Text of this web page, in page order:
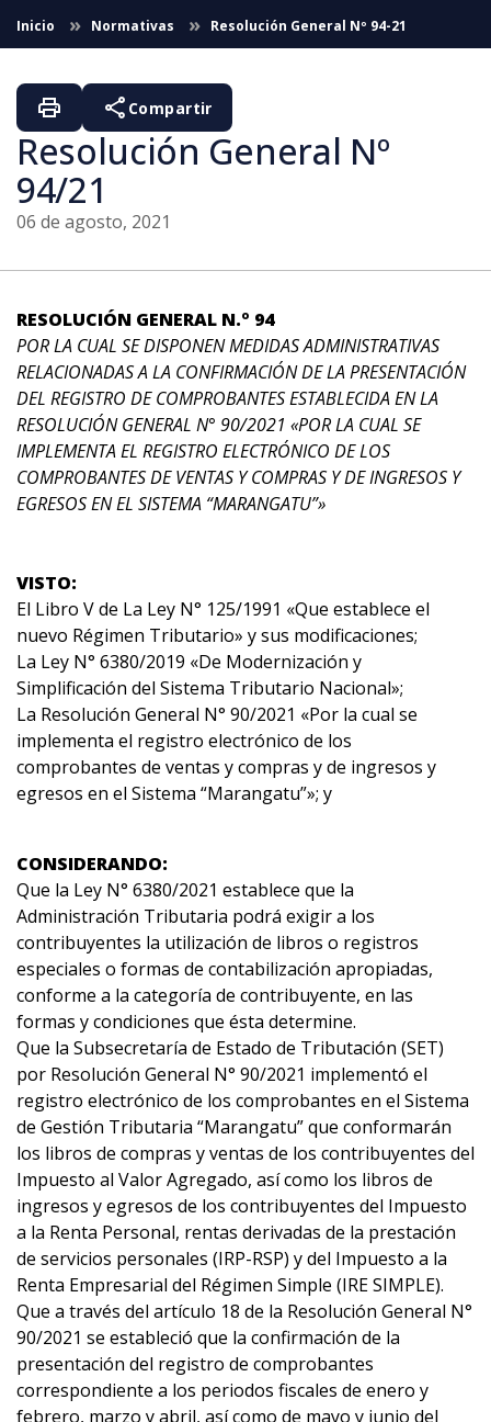
Saltar al contenido principal
Inicio Normativas Resolución General Nº 94-21
Resolución General Nº
94/21
06 de agosto, 2021
print share Compartir
RESOLUCIÓN GENERAL N.º 94
POR LA CUAL SE DISPONEN MEDIDAS ADMINISTRATIVAS
RELACIONADAS A LA CONFIRMACIÓN DE LA PRESENTACIÓN
DEL REGISTRO DE COMPROBANTES ESTABLECIDA EN LA
RESOLUCIÓN GENERAL N° 90/2021 «POR LA CUAL SE
IMPLEMENTA EL REGISTRO ELECTRÓNICO DE LOS
COMPROBANTES DE VENTAS Y COMPRAS Y DE INGRESOS Y
EGRESOS EN EL SISTEMA “MARANGATU”»
VISTO:
El Libro V de La Ley N° 125/1991 «Que establece el
nuevo Régimen Tributario» y sus modificaciones;
La Ley N° 6380/2019 «De Modernización y
Simplificación del Sistema Tributario Nacional»;
La Resolución General N° 90/2021 «Por la cual se
implementa el registro electrónico de los
comprobantes de ventas y compras y de ingresos y
egresos en el Sistema “Marangatu”»; y
CONSIDERANDO:
Que la Ley N° 6380/2021 establece que la
Administración Tributaria podrá exigir a los
contribuyentes la utilización de libros o registros
especiales o formas de contabilización apropiadas,
conforme a la categoría de contribuyente, en las
formas y condiciones que ésta determine.
Que la Subsecretaría de Estado de Tributación (SET)
por Resolución General N° 90/2021 implementó el
registro electrónico de los comprobantes en el Sistema
de Gestión Tributaria “Marangatu” que conformarán
los libros de compras y ventas de los contribuyentes del
Impuesto al Valor Agregado, así como los libros de
ingresos y egresos de los contribuyentes del Impuesto
a la Renta Personal, rentas derivadas de la prestación
de servicios personales (IRP-RSP) y del Impuesto a la
Renta Empresarial del Régimen Simple (IRE SIMPLE).
Que a través del artículo 18 de la Resolución General N°
90/2021 se estableció que la confirmación de la
presentación del registro de comprobantes
correspondiente a los periodos fiscales de enero y
febrero, marzo y abril, así como de mayo y junio del